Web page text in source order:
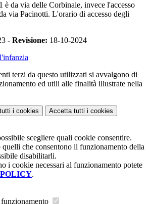
è da via delle Corbinaie, invece l'accesso
via Pacinotti. L'orario di accesso degli
- Revisione: 18-10-2024
terzi da questo utilizzati si avvalgono di
ed utili alle finalità illustrate nella
i cookies Accetta tutti i cookies
scegliere quali cookie consentire.
quelli che consentono il funzionamento della
disabilitarli.
i cookie necessari al funzionamento potete
.